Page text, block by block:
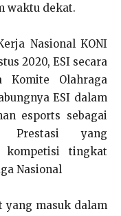
waktu dekat.
Nasional KONI
2020, ESI secara
Komite Olahraga
ESI dalam
esports sebagai
Prestasi yang
kompetisi tingkat
Nasional
yang masuk dalam